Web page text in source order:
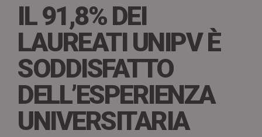
IL 91,8% DEI
LAUREATI UNIPV È
SODDISFATTO
DELL’ESPERIENZA
UNIVERSITARIA